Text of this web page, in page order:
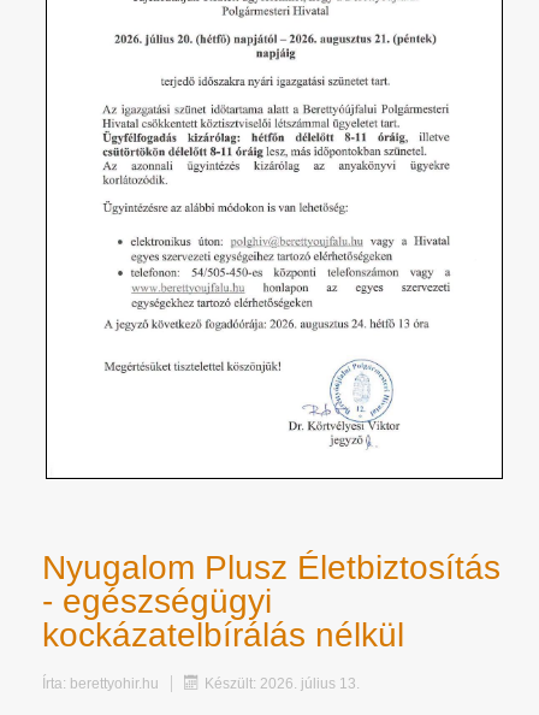
Nyugalom Plusz Életbiztosítás
- egészségügyi
kockázatelbírálás nélkül
Írta: berettyohir.hu Készült: 2026. július 13.